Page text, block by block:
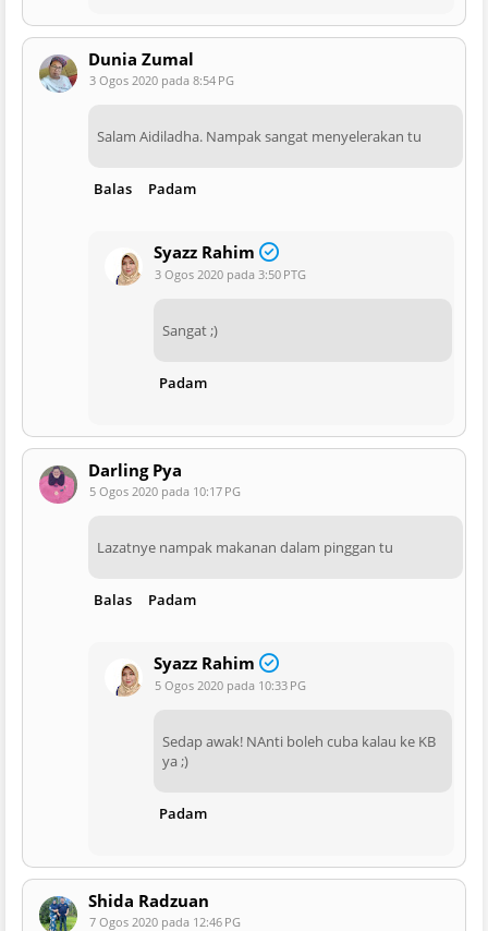
Dunia Zumal
3 Ogos 2020 pada 8:54 PG
Salam Aidiladha. Nampak sangat menyelerakan tu
Balas Padam
Syazz Rahim
3 Ogos 2020 pada 3:50 PTG
Sangat ;)
Padam
Darling Pya
5 Ogos 2020 pada 10:17 PG
Lazatnye nampak makanan dalam pinggan tu
Balas Padam
Syazz Rahim
5 Ogos 2020 pada 10:33 PG
Sedap awak! NAnti boleh cuba kalau ke KB
ya ;)
Padam
Shida Radzuan
7 Ogos 2020 pada 12:46 PG